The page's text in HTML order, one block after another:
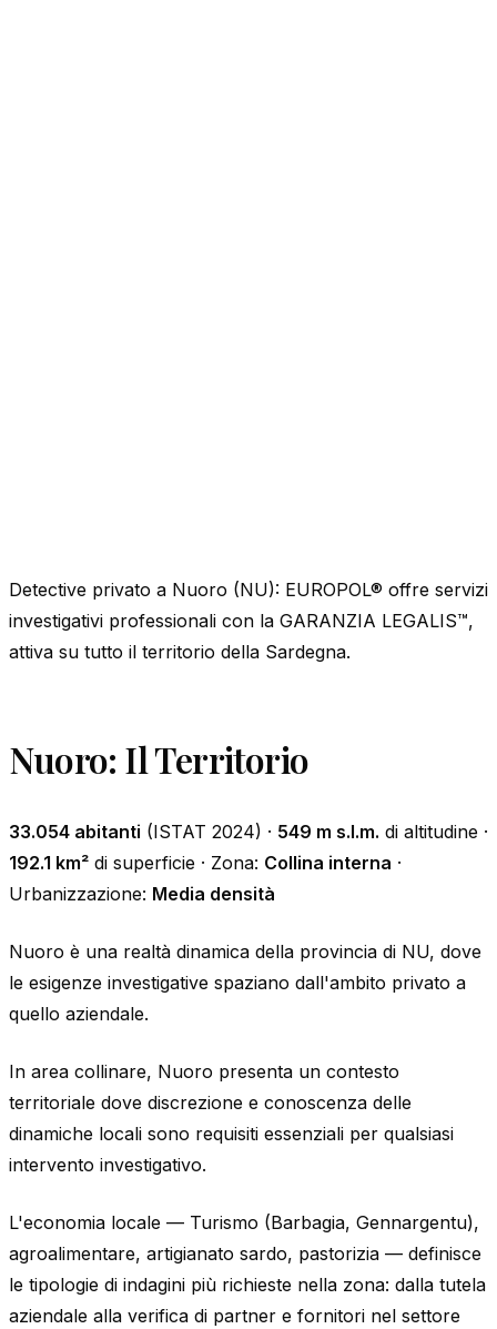
Detective privato a Nuoro (NU): EUROPOL® offre servizi
investigativi professionali con la GARANZIA LEGALIS™,
attiva su tutto il territorio della Sardegna.
Nuoro: Il Territorio
33.054 abitanti (ISTAT 2024) · 549 m s.l.m. di altitudine ·
192.1 km² di superficie · Zona: Collina interna ·
Urbanizzazione: Media densità
Nuoro è una realtà dinamica della provincia di NU, dove
le esigenze investigative spaziano dall'ambito privato a
quello aziendale.
In area collinare, Nuoro presenta un contesto
territoriale dove discrezione e conoscenza delle
dinamiche locali sono requisiti essenziali per qualsiasi
intervento investigativo.
L'economia locale — Turismo (Barbagia, Gennargentu),
agroalimentare, artigianato sardo, pastorizia — definisce
le tipologie di indagini più richieste nella zona: dalla tutela
aziendale alla verifica di partner e fornitori nel settore